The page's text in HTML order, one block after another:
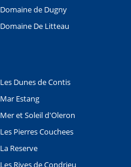
Domaine de Dugny
Domaine De Litteau
Les Dunes de Contis
Mar Estang
Mer et Soleil d'Oleron
Les Pierres Couchees
La Reserve
Les Rives de Condrieu